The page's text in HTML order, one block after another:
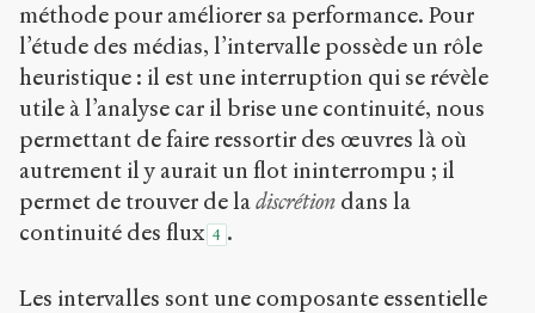
méthode pour améliorer sa performance. Pour
l’étude des médias, l’intervalle possède un rôle
heuristique : il est une interruption qui se révèle
utile à l’analyse car il brise une continuité, nous
permettant de faire ressortir des œuvres là où
autrement il y aurait un flot ininterrompu ; il
permet de trouver de ladiscrétion dans la
continuité des flux 4 .
Les intervalles sont une composante essentielle